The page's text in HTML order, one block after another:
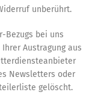
unberührt.
Bezugs bei uns
Austragung aus
Newsletters oder
gelöscht.